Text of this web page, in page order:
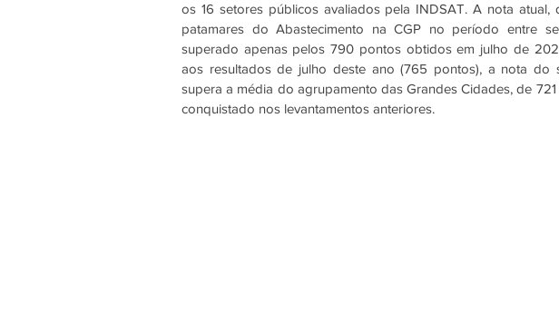
os 16 setores públicos avaliados pela INDSAT. A nota
patamares do Abastecimento na CGP no período entre
superado apenas pelos 790 pontos obtidos em julho de
aos resultados de julho deste ano (765 pontos), a nota do
supera a média do agrupamento das Grandes Cidades, de
conquistado nos levantamentos anteriores.